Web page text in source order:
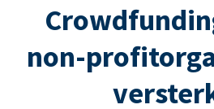
non-